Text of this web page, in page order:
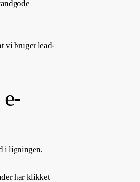
vi bruger lead-
i ligningen.
har klikket